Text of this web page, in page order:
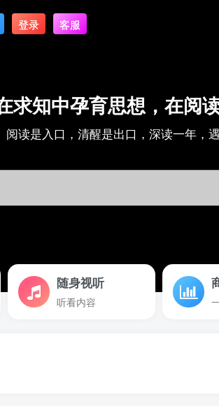
登录 客服
求知中孕育思想，在阅
阅读是入口，清醒是出口，深读一年，
随身视听
听看内容